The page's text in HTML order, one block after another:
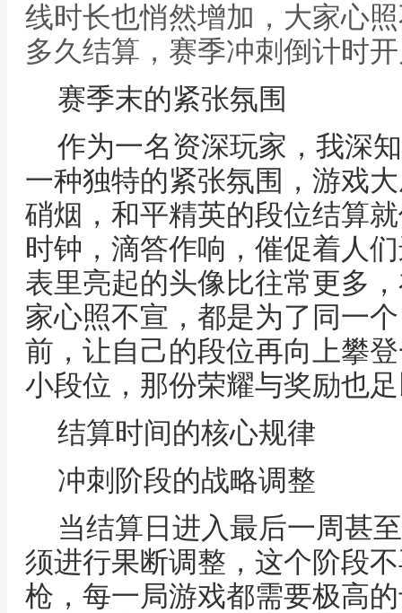
线时长也悄然增加，大家心
多久结算，赛季冲刺倒计时
赛季末的紧张氛围
作为一名资深玩家，我深
一种独特的紧张氛围，游戏
硝烟，和平精英的段位结算
时钟，滴答作响，催促着人
表里亮起的头像比往常更多
家心照不宣，都是为了同一
前，让自己的段位再向上攀
小段位，那份荣耀与奖励也
结算时间的核心规律
冲刺阶段的战略调整
当结算日进入最后一周甚
须进行果断调整，这个阶段
枪，每一局游戏都需要极高